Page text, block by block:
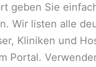
geben Sie
Wir listen alle
Kliniken und
Portal.